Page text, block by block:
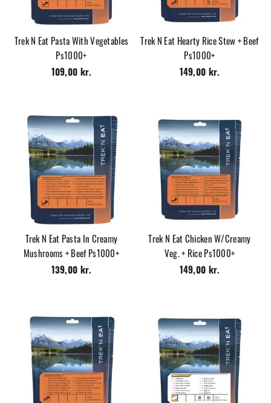
Trek N Eat Pasta With Vegetables
Ps1000+
109,00 kr.
Trek N Eat Hearty Rice Stew + Beef
Ps1000+
149,00 kr.
Trek N Eat Pasta In Creamy
Mushrooms + Beef Ps1000+
139,00 kr.
Trek N Eat Chicken W/Creamy
Veg. + Rice Ps1000+
149,00 kr.